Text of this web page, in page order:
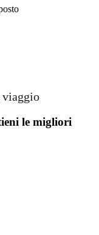
le migliori